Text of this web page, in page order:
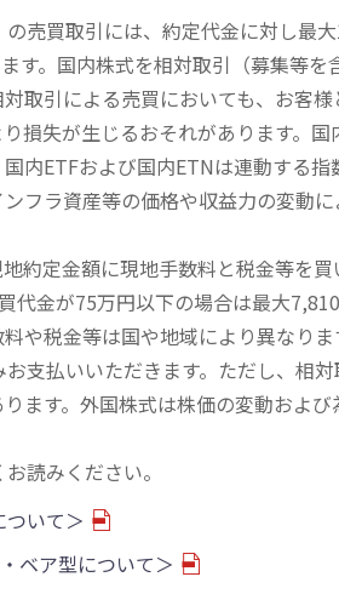
売買取引には、約定代金に対し最
す。国内株式を相対取引（募集等を
取引による売買においても、お客
損失が生じるおそれがあります。国
内ETFおよび国内ETNは連動する指
フラ資産等の価格や収益力の変動
約定金額に現地手数料と税金等を買
代金が75万円以下の場合は最大
や税金等は国や地域により異なりま
支払いいただきます。ただし、相
ます。外国株式は株価の変動および
読みください。
いて＞
ベア型について＞